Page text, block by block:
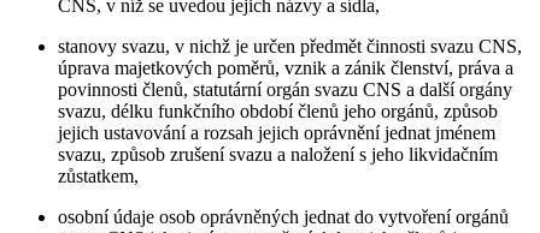
CNS, v níž se uvedou jejich názvy a sídla,
stanovy svazu, v nichž je určen předmět činnosti svazu CNS,
úprava majetkových poměrů, vznik a zánik členství, práva a
povinnosti členů, statutární orgán svazu CNS a další orgány
svazu, délku funkčního období členů jeho orgánů, způsob
jejich ustavování a rozsah jejich oprávnění jednat jménem
svazu, způsob zrušení svazu a naložení s jeho likvidačním
zůstatkem,
osobní údaje osob oprávněných jednat do vytvoření orgánů